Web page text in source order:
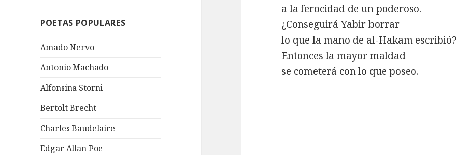
POETAS POPULARES
Amado Nervo
Antonio Machado
Alfonsina Storni
Bertolt Brecht
Charles Baudelaire
Edgar Allan Poe
a la ferocidad de un poderoso.
¿Conseguirá Yabir borrar
lo que la mano de al-Hakam
Entonces la mayor maldad
se cometerá con lo que poseo.